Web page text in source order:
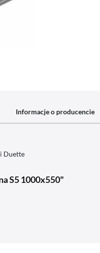
Informacje o producencie
Duette
S5 1000x550"